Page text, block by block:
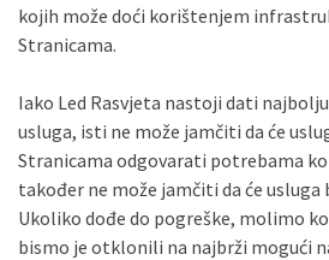
kojih može doći korištenjem
Stranicama.
Iako Led Rasvjeta nastoji dati
usluga, isti ne može jamčiti da će
Stranicama odgovarati potrebama
također ne može jamčiti da će usluga
Ukoliko dođe do pogreške, molimo
bismo je otklonili na najbrži mogući